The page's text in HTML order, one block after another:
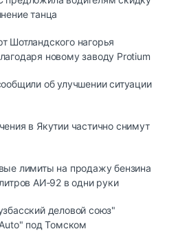
танца
Шотландского нагорья
новому заводу Protium
об улучшении ситуации
в Якутии частично снимут
лимиты на продажу бензина
АИ‑92 в одни руки
деловой союз"
под Томском